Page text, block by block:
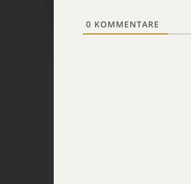
0 KOMMENTARE